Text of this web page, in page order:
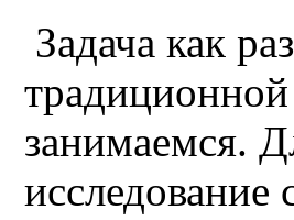
Задача как
занимаемся.
исследование